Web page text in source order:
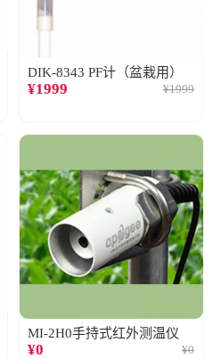
DIK-8343 PF计（盆栽用）
¥1999 ¥1999
MI-2H0手持式红外测温仪
¥0 ¥0